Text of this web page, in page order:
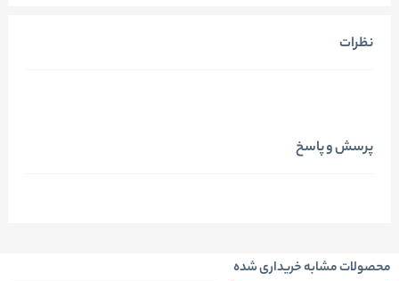
نظرات
پرسش و پاسخ
محصولات مشابه خریداری شده